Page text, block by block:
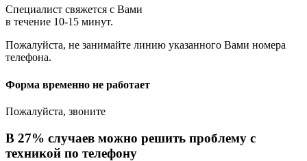
Специалист свяжется с Вами
в течение 10-15 минут.
Пожалуйста, не занимайте линию указанного Вами номера
телефона.
Форма временно не работает
Пожалуйста, звоните
В 27% случаев можно решить проблему с
техникой по телефону